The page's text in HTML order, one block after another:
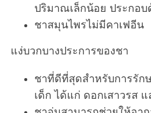
ปริมาณเล็กน้อย ประกอบ
ชาสมุนไพรไม่มีคาเฟอีน
แง่บวกบางประการของชา
ชาที่ดีที่สุดสำหรับการรัก
เด็ก ได้แก่ ดอกเสาวรส แ